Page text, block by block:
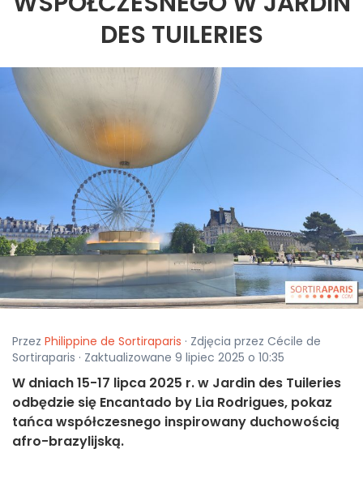
DES TUILERIES
Przez Philippine de Sortiraparis · Zdjęcia przez Cécile de
Sortiraparis · Zaktualizowane 9 lipiec 2025 o 10:35
W dniach 15-17 lipca 2025 r. w Jardin des Tuileries
odbędzie się Encantado by Lia Rodrigues, pokaz
tańca współczesnego inspirowany duchowością
afro-brazylijską.